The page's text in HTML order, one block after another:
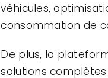
véhicules,
consommation de
De plus, la
solutions